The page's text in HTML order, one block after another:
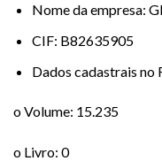
Nome da empresa:
CIF: B82635905
Dados cadastrais
o Volume: 15.235
o Livro: 0